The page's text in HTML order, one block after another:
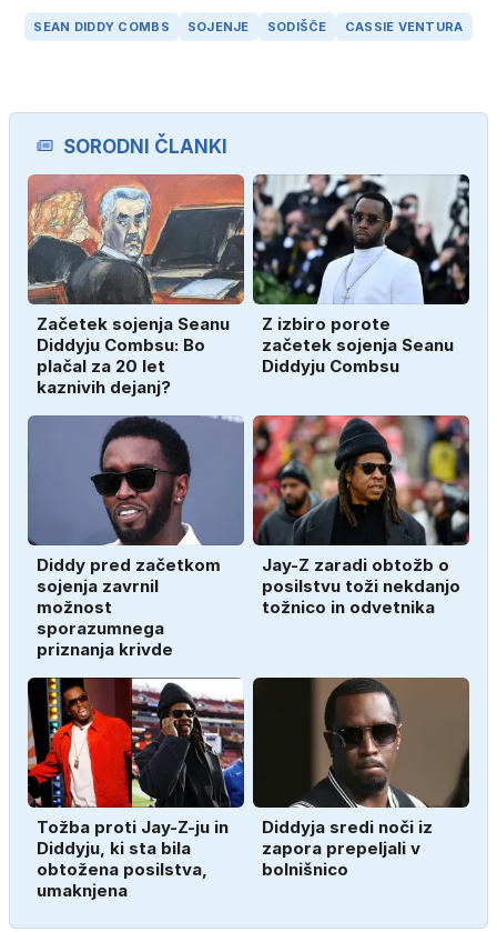
SEAN DIDDY COMBS SOJENJE SODIŠČE CASSIE VENTURA
SORODNI ČLANKI
Začetek sojenja Seanu
Diddyju Combsu: Bo
plačal za 20 let
kaznivih dejanj?
Z izbiro porote
začetek sojenja Seanu
Diddyju Combsu
Diddy pred začetkom
sojenja zavrnil
možnost
sporazumnega
priznanja krivde
Jay-Z zaradi obtožb o
posilstvu toži nekdanjo
tožnico in odvetnika
Tožba proti Jay-Z-ju in
Diddyju, ki sta bila
obtožena posilstva,
umaknjena
Diddyja sredi noči iz
zapora prepeljali v
bolnišnico